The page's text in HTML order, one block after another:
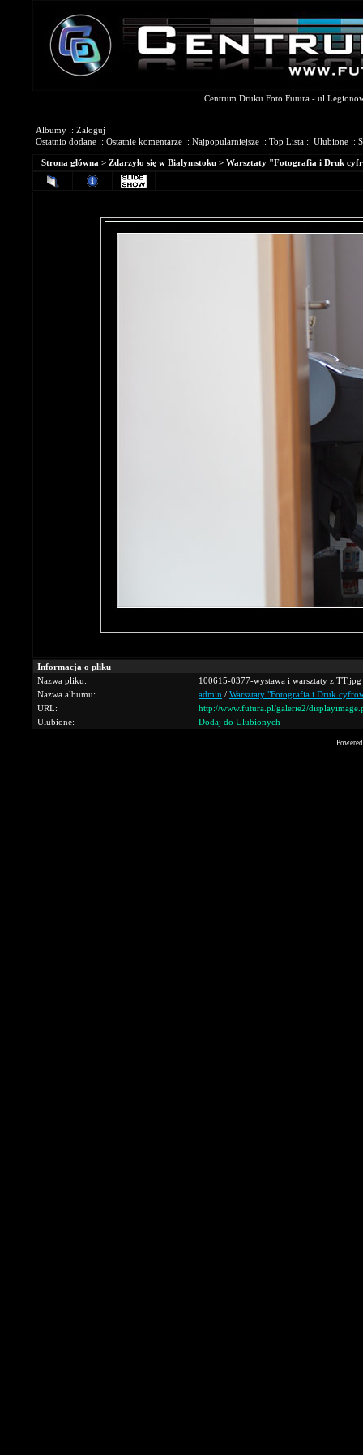
Centrum Druku Foto Futura -
Albumy :: Zaloguj
Ostatnio dodane :: Ostatnie komentarze :: Najpopularniejsze :: Top Lista :: Ulubione ::
Strona główna > Zdarzyło się w Białymstoku > Warsztaty "Fotografia i Druk
Informacja o pliku
Nazwa pliku:
100615-0377-wystawa i warsztaty z TT.jpg
Nazwa albumu:
admin / Warsztaty "Fotografia i Druk
URL:
http://www.futura.pl/galerie2/
Ulubione:
Dodaj do Ulubionych